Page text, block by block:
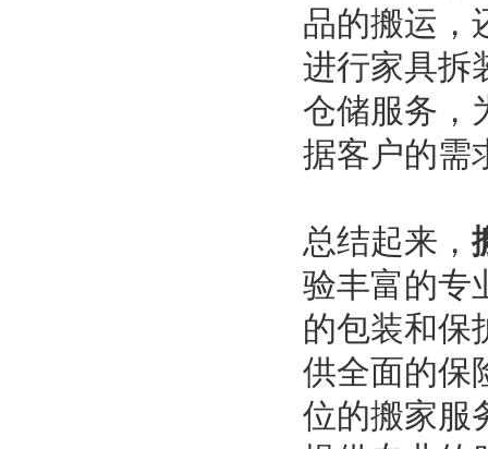
品的搬运，
进行家具拆
仓储服务，
据客户的需
总结起来，
验丰富的专
的包装和保
供全面的保
位的搬家服